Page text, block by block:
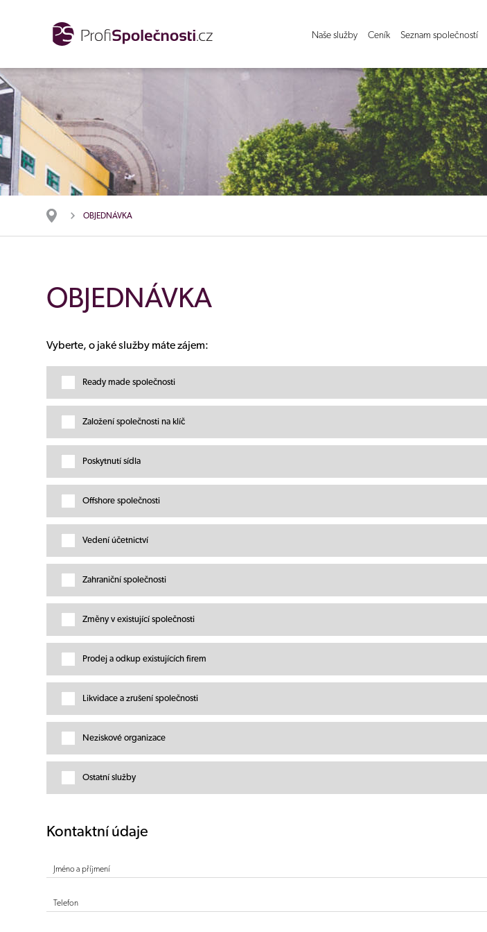
Naše služby Ceník Seznam společností
OBJEDNÁVKA
OBJEDNÁVKA
Vyberte, o jaké služby máte zájem:
Ready made společnosti
Založení společnosti na klíč
Poskytnutí sídla
Offshore společnosti
Vedení účetnictví
Zahraniční společnosti
Změny v existující společnosti
Prodej a odkup existujících firem
Likvidace a zrušení společnosti
Neziskové organizace
Ostatní služby
Kontaktní údaje
Jméno a příjmení
Telefon